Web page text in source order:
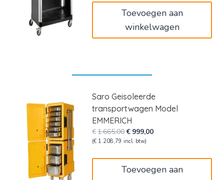
Toevoegen aan
winkelwagen
Saro Geisoleerde
transportwagen Model
EMMERICH
€1.665,00Oorspronkelijke
prijs
€ 999,00Huidige
(€ 1.208,79 incl. btw)
Toevoegen aan